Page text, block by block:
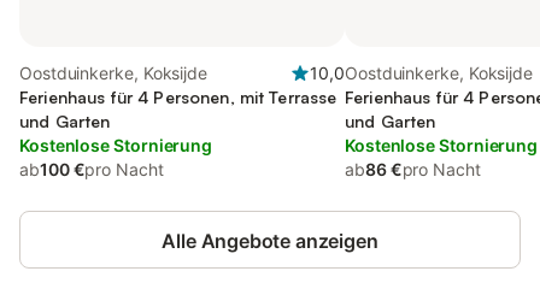
Oostduinkerke, Koksijde
10,0
Ferienhaus für 4 Personen, mit Terrasse
und Garten
Kostenlose Stornierung
ab100 €pro Nacht
Oostduinkerke, Koksijde
Ferienhaus für 4
und Garten
Kostenlose Stornierung
ab86 €pro Nacht
Alle Angebote anzeigen